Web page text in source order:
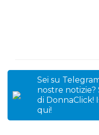
Sei su
nostre notizie?
di DonnaClick!
qui!